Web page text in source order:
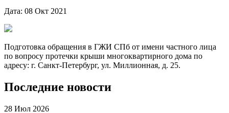
Дата: 08 Окт 2021
Подготовка обращения в ГЖИ СПб от имени частного лица
по вопросу протечки крыши многоквартирного дома по
адресу: г. Санкт-Петербург, ул. Миллионная, д. 25.
Последние новости
28 Июл 2026